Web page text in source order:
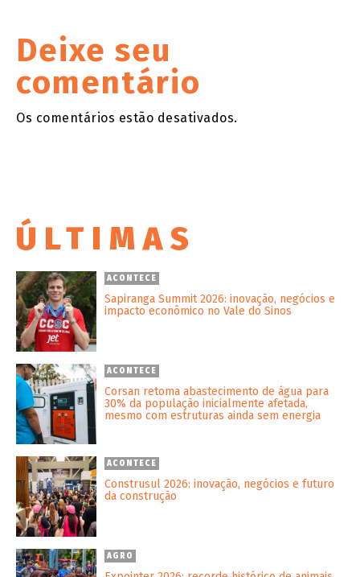
Deixe seu
comentário
Os comentários estão desativados.
ÚLTIMAS
ACONTECE
Sapiranga Summit 2026: inovação, negócios e
impacto econômico no Vale do Sinos
ACONTECE
Corsan retoma abastecimento de água para
30% da população inicialmente afetada,
mesmo com estruturas ainda sem energia
ACONTECE
Construsul 2026: inovação, negócios e futuro
da construção
AGRO